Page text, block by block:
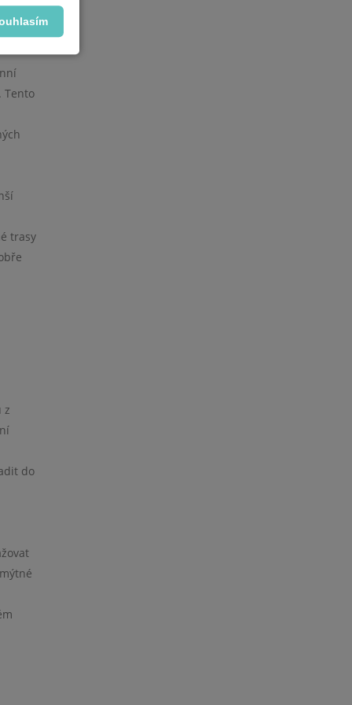
Tento
trasy
z
do